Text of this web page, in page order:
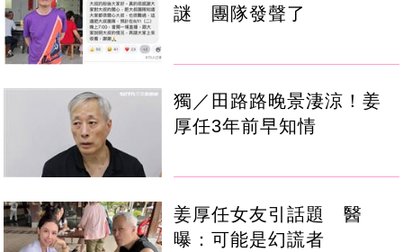
謎 團隊發聲了
獨／田路路晚景淒涼！姜
厚任3年前早知情
姜厚任女友引話題 醫
曝：可能是幻謊者